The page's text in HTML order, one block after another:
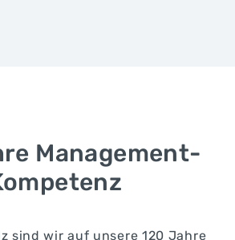
Management-
sind wir auf unsere 120 Jahre